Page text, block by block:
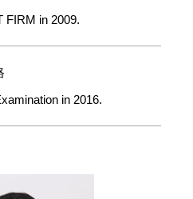
FIRM in 2009.
in 2016.